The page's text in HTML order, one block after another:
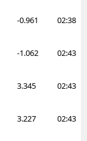
-0.961 02:38
-1.062 02:43
3.345 02:43
3.227 02:43